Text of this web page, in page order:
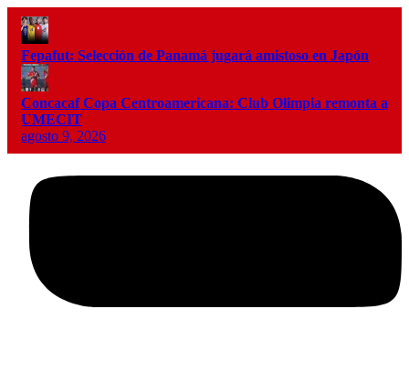
Fepafut: Selección de Panamá jugará amistoso en Japón
Concacaf Copa Centroamericana: Club Olimpia remonta a
UMECIT
agosto 9, 2026